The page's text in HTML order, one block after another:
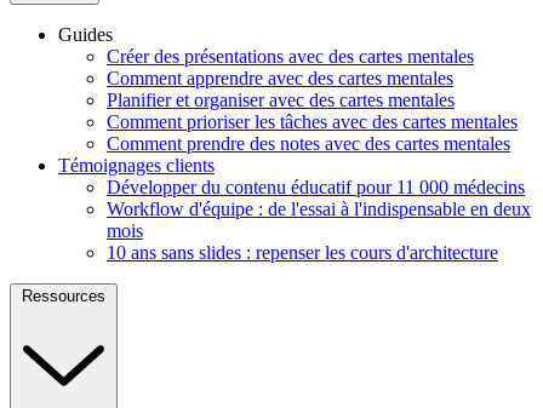
Guides
Créer des présentations avec des cartes mentales
Comment apprendre avec des cartes mentales
Planifier et organiser avec des cartes mentales
Comment prioriser les tâches avec des cartes mentales
Comment prendre des notes avec des cartes mentales
Témoignages clients
Développer du contenu éducatif pour 11 000 médecins
Workflow d'équipe : de l'essai à l'indispensable en deux
mois
10 ans sans slides : repenser les cours d'architecture
Ressources